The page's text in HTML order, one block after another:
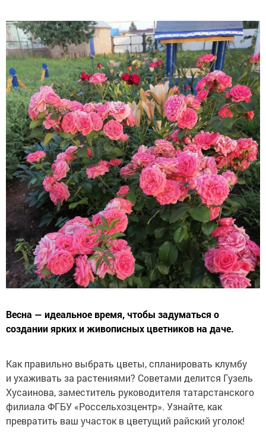
Весна — идеальное время, чтобы задуматься о
создании ярких и живописных цветников на даче.
Как правильно выбрать цветы, спланировать клумбу
и ухаживать за растениями? Советами делится Гузель
Хусаинова, заместитель руководителя татарстанского
филиала ФГБУ «Россельхозцентр». Узнайте, как
превратить ваш участок в цветущий райский уголок!